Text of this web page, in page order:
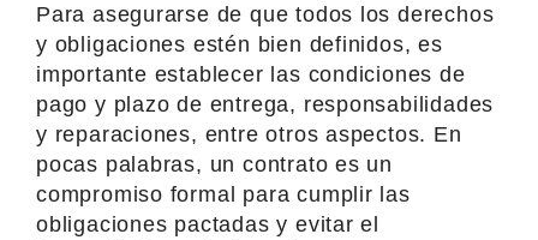
Para asegurarse de que todos los derechos
y obligaciones estén bien definidos, es
importante establecer las condiciones de
pago y plazo de entrega, responsabilidades
y reparaciones, entre otros aspectos. En
pocas palabras, un contrato es un
compromiso formal para cumplir las
obligaciones pactadas y evitar el